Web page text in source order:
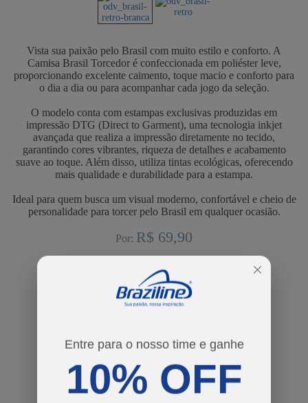
Entre para o nosso time e ganhe
10% OFF
Vista sua paixão pelo Brasil com muito estilo e conforto. A
Camisa Brasil Torcedor é confeccionada em poliéster leve,
proporcionando excelente caimento, toque macio e conforto para
o dia a dia ou para acompanhar cada jogo da seleção.
O modelo conta com estampas exclusivas produzidas em
impressão DTG (Direct to Garment), uma tecnologia inkjet
avançada que realiza a impressão diretamente no tecido,
garantindo cores vibrantes, riqueza de detalhes e acabamento
suave ao toque. Além disso, utiliza tintas ecológicas, oferecendo
mais qualidade e durabilidade para a estampa.
Ideal para quem busca um visual moderno, confortável e cheio de
personalidade para torcer pelo Brasil em qualquer ocasião.
Por: R$ 69,90
cores
GG
estampas